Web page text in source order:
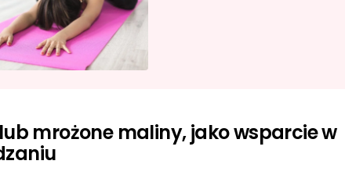
mrożone maliny, jako wsparcie w